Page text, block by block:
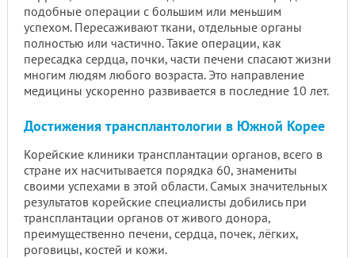
подобные операции с большим или меньшим
успехом. Пересаживают ткани, отдельные органы
полностью или частично. Такие операции, как
пересадка сердца, почки, части печени спасают жизни
многим людям любого возраста. Это направление
медицины ускоренно развивается в последние 10 лет.
Достижения трансплантологии в Южной Корее
Корейские клиники трансплантации органов, всего в
стране их насчитывается порядка 60, знамениты
своими успехами в этой области. Самых значительных
результатов корейские специалисты добились при
трансплантации органов от живого донора,
преимущественно печени, сердца, почек, лёгких,
роговицы, костей и кожи.